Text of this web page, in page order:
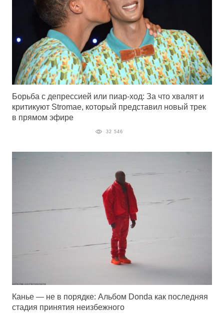
Борьба с депрессией или пиар-ход: За что хвалят и
критикуют Stromae, который представил новый трек
в прямом эфире
32 546
Канье — не в порядке: Альбом Donda как последняя
стадия принятия неизбежного